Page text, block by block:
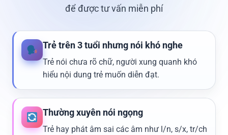
để được tư vấn miễn phí
Trẻ trên 3 tuổi nhưng nói khó nghe
Trẻ nói chưa rõ chữ, người xung quanh khó
hiểu nội dung trẻ muốn diễn đạt.
Thường xuyên nói ngọng
Trẻ hay phát âm sai các âm như l/n, s/x, tr/ch